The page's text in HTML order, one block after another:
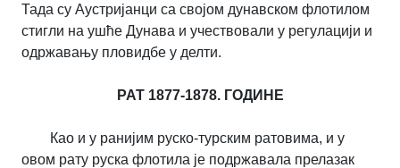
Тада су Аустријанци са својом дунавском флотилом
стигли на ушће Дунава и учествовали у регулацији и
одржавању пловидбе у делти.
РАТ 1877-1878. ГОДИНЕ
Као и у ранијим руско-турским ратовима, и у
овом рату руска флотила је подржавала прелазак